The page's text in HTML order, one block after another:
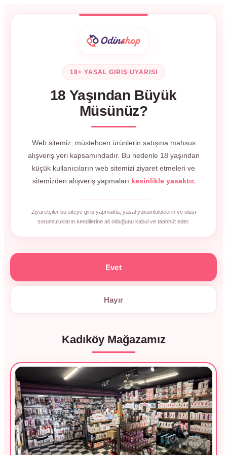
18+ YASAL GIRIŞ UYARISI
18 Yaşından Büyük
Müsünüz?
Web sitemiz, müstehcen ürünlerin satışına mahsus
alışveriş yeri kapsamındadır. Bu nedenle 18 yaşından
küçük kullanıcıların web sitemizi ziyaret etmeleri ve
sitemizden alışveriş yapmaları kesinlikle yasaktır.
Ziyaretçiler bu siteye giriş yapmakla, yasal yükümlülüklerin ve olası
sorumlulukların kendilerine ait olduğunu kabul ve taahhüt eder.
Kadıköy Mağazamız
Evet
Hayır